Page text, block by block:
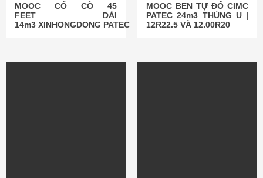
MOOC CỔ CÒ 45
FEET DÀI
14m3 XINHONGDONG PATEC
MOOC BEN TỰ ĐỔ CIMC
PATEC 24m3 THÙNG U |
12R22.5 VÀ 12.00R20